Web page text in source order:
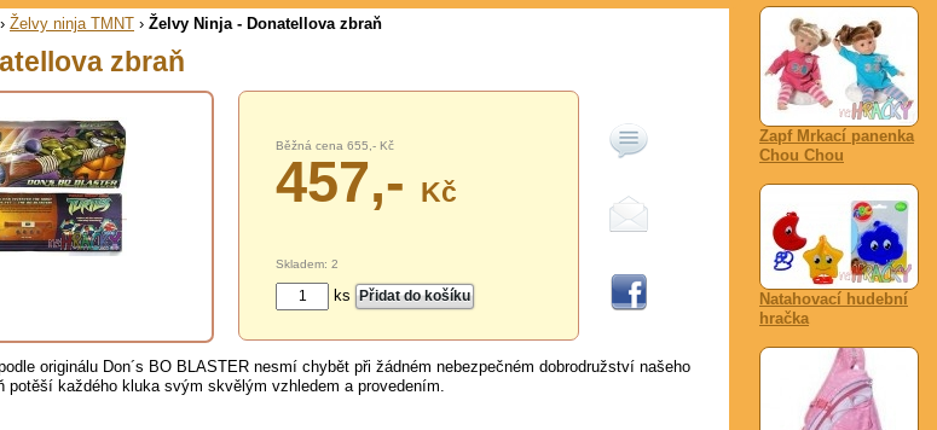
Zapf Mrkací panenka
Chou Chou
Natahovací hudební
hračka
› Želvy ninja TMNT › Želvy Ninja - Donatellova zbraň
zbraň
Běžná cena 655,- Kč
457,- Kč
Skladem: 2
ks
originálu Don´s BO BLASTER nesmí chybět při žádném nebezpečném dobrodružství našeho
potěší každého kluka svým skvělým vzhledem a provedením.